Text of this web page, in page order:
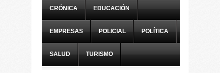
CRÓNICA EDUCACIÓN
EMPRESAS POLICIAL POLÍTICA
SALUD TURISMO